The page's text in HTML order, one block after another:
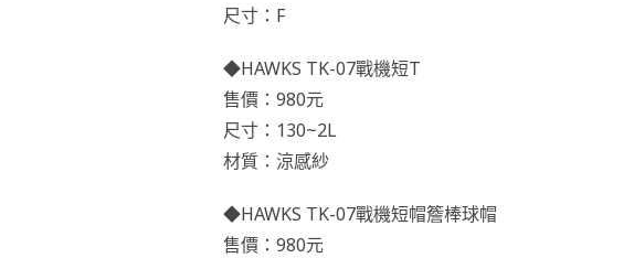
尺寸：F
◆HAWKS TK-07戰機短T
售價：980元
尺寸：130~2L
材質：涼感紗
◆HAWKS TK-07戰機短帽簷棒球帽
售價：980元